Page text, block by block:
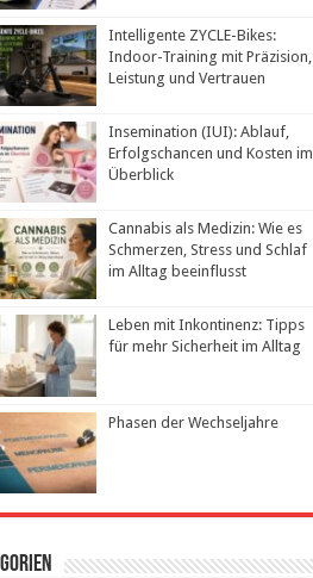
Intelligente ZYCLE-Bikes:
Indoor-Training mit Präzision,
Leistung und Vertrauen
Insemination (IUI): Ablauf,
Erfolgschancen und Kosten im
Überblick
Cannabis als Medizin: Wie es
Schmerzen, Stress und Schlaf
im Alltag beeinflusst
Leben mit Inkontinenz: Tipps
für mehr Sicherheit im Alltag
Phasen der Wechseljahre